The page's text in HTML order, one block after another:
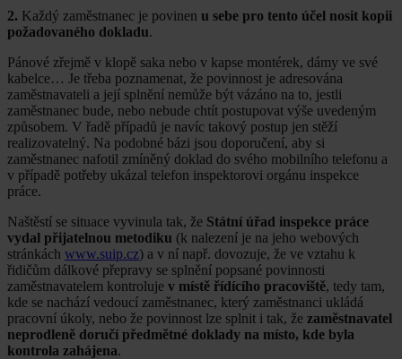
2. Každý zaměstnanec je povinen u sebe pro tento účel nosit kopii
požadovaného dokladu.
Pánové zřejmě v klopě saka nebo v kapse montérek, dámy ve své
kabelce… Je třeba poznamenat, že povinnost je adresována
zaměstnavateli a její splnění nemůže být vázáno na to, jestli
zaměstnanec bude, nebo nebude chtít postupovat výše uvedeným
způsobem. V řadě případů je navíc takový postup jen stěží
realizovatelný. Na podobné bázi jsou doporučení, aby si
zaměstnanec nafotil zmíněný doklad do svého mobilního telefonu a
v případě potřeby ukázal telefon inspektorovi orgánu inspekce
práce.
Naštěstí se situace vyvinula tak, že Státní úřad inspekce práce
vydal přijatelnou metodiku (k nalezení je na jeho webových
stránkách www.suip.cz) a v ní např. dovozuje, že ve vztahu k
řidičům dálkové přepravy se splnění popsané povinnosti
zaměstnavatelem kontroluje v místě řídícího pracoviště, tedy tam,
kde se nachází vedoucí zaměstnanec, který zaměstnanci ukládá
pracovní úkoly, nebo že povinnost lze splnit i tak, že zaměstnavatel
neprodleně doručí předmětné doklady na místo, kde byla
kontrola zahájena.